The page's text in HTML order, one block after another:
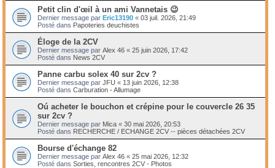
Petit clin d'œil à un ami Vannetais 😉
Dernier message par Eric13190 « 03 juil. 2026, 21:49
Posté dans Papoteries deuchistes
Éloge de la 2CV
Dernier message par Alex 46 « 25 juin 2026, 17:42
Posté dans News 2CV
Panne carbu solex 40 sur 2cv ?
Dernier message par JFU « 13 juin 2026, 12:38
Posté dans Carburation - Allumage
Oú acheter le bouchon et crépine pour le couvercle 26 35
sur 2cv ?
Dernier message par Mica « 30 mai 2026, 20:53
Posté dans RECHERCHE / ECHANGE 2CV -- pièces détachées 2CV
Bourse d'échange 82
Dernier message par Alex 46 « 25 mai 2026, 12:32
Posté dans Sorties, rencontres 2CV - Photos